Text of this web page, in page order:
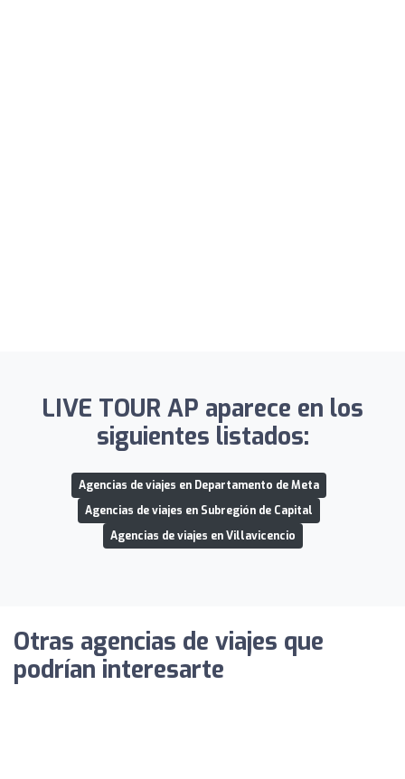
LIVE TOUR AP aparece en los
siguientes listados:
Agencias de viajes en Departamento de Meta
Agencias de viajes en Subregión de Capital
Agencias de viajes en Villavicencio
Otras agencias de viajes que
podrían interesarte